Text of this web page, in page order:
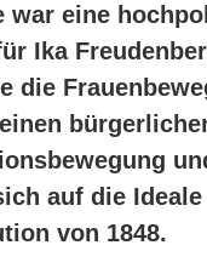
war eine
Ika
die
auf die
von 1848.